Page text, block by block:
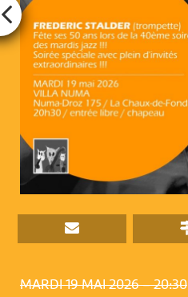
MARDI 19 MAI 2026 – 20:30